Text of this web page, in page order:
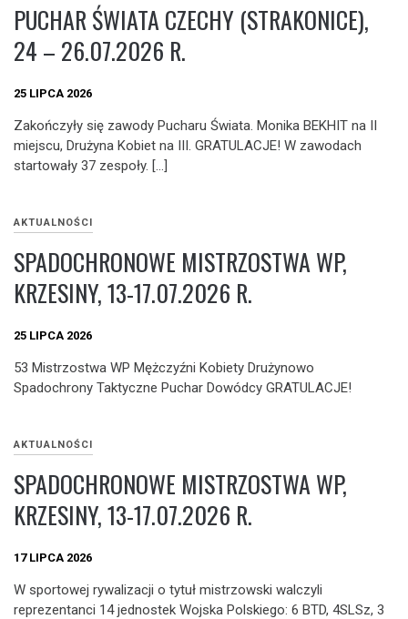
PUCHAR ŚWIATA CZECHY (STRAKONICE),
24 – 26.07.2026 R.
25 LIPCA 2026
Zakończyły się zawody Pucharu Świata. Monika BEKHIT na II
miejscu, Drużyna Kobiet na III. GRATULACJE! W zawodach
startowały 37 zespoły. […]
AKTUALNOŚCI
SPADOCHRONOWE MISTRZOSTWA WP,
KRZESINY, 13-17.07.2026 R.
25 LIPCA 2026
53 Mistrzostwa WP Mężczyźni Kobiety Drużynowo
Spadochrony Taktyczne Puchar Dowódcy GRATULACJE!
AKTUALNOŚCI
SPADOCHRONOWE MISTRZOSTWA WP,
KRZESINY, 13-17.07.2026 R.
17 LIPCA 2026
W sportowej rywalizacji o tytuł mistrzowski walczyli
reprezentanci 14 jednostek Wojska Polskiego: 6 BTD, 4SLSz, 3